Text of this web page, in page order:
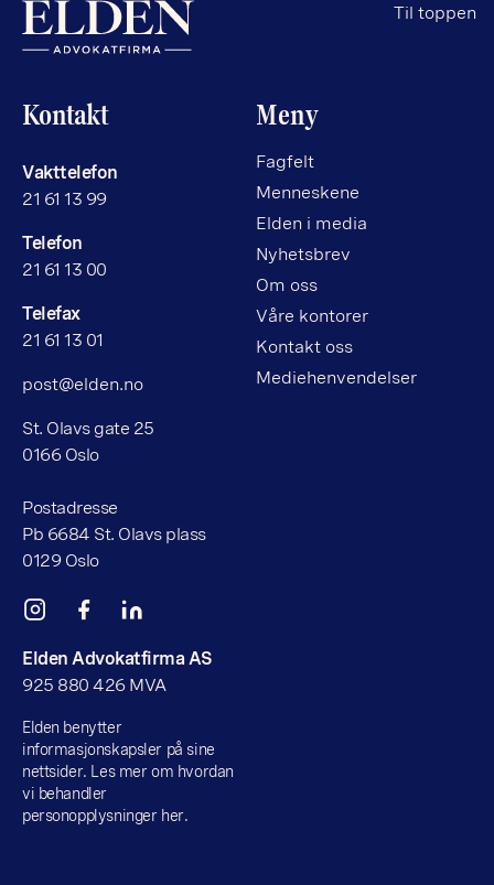
Til toppen
Kontakt
Vakttelefon
21 61 13 99
Telefon
21 61 13 00
Telefax
21 61 13 01
post@elden.no
St. Olavs gate 25
0166 Oslo
Postadresse
Pb 6684 St. Olavs plass
0129 Oslo
Elden Advokatfirma AS
925 880 426 MVA
Elden benytter
informasjonskapsler på sine
nettsider. Les mer om hvordan
vi behandler
personopplysninger her.
Meny
Fagfelt
Menneskene
Elden i media
Nyhetsbrev
Om oss
Våre kontorer
Kontakt oss
Mediehenvendelser